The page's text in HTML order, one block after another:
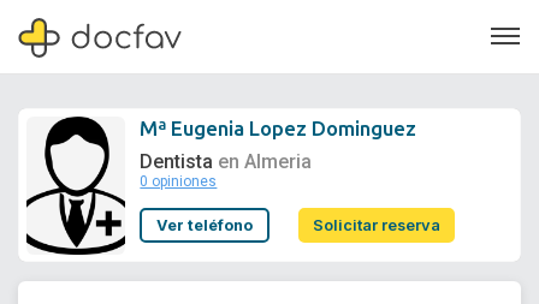
Soporte
Mª Eugenia Lopez Dominguez
Dentista en Almeria
0 opiniones
Ver teléfono Solicitar reserva